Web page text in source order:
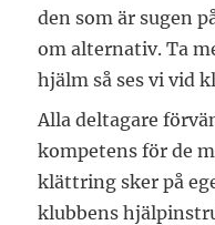
den som är sugen
om alternativ. Ta
hjälm så ses vi vid
Alla deltagare
kompetens för de
klättring sker på
klubbens